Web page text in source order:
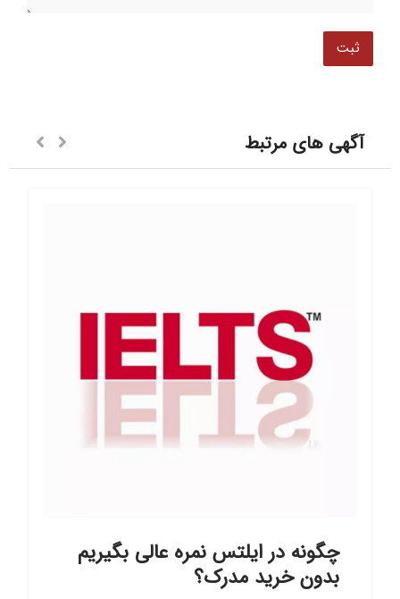
آگهی های مرتبط
چگونه در ایلتس نمره عالی بگیریم
بدون خرید مدرک؟